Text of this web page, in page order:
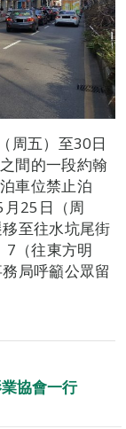
周五）至30日
間的一段約翰
車位禁止泊
月25日（周
至往水坑尾街
7（往東方明
局呼籲公眾留
協會一行